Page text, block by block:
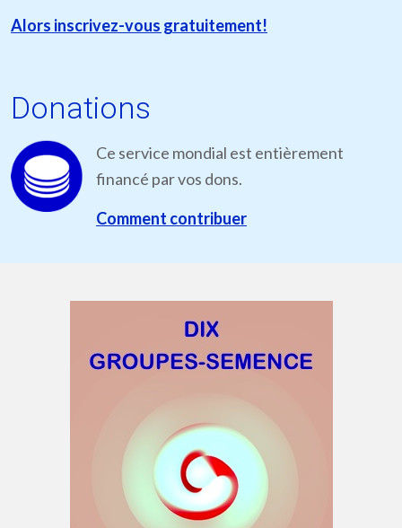
Alors inscrivez-vous gratuitement!
Donations
Ce service mondial est entièrement
financé par vos dons.
Comment contribuer